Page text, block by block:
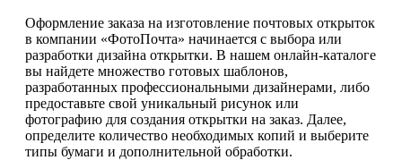
Оформление заказа на изготовление почтовых открыток
в компании «ФотоПочта» начинается с выбора или
разработки дизайна открытки. В нашем онлайн-каталоге
вы найдете множество готовых шаблонов,
разработанных профессиональными дизайнерами, либо
предоставьте свой уникальный рисунок или
фотографию для создания открытки на заказ. Далее,
определите количество необходимых копий и выберите
типы бумаги и дополнительной обработки.